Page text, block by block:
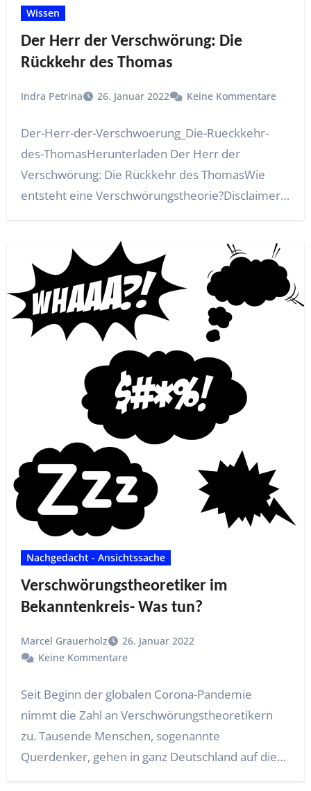
Wissen
Der Herr der Verschwörung: Die
Rückkehr des Thomas
Indra Petrina 26. Januar 2022 Keine Kommentare
Der-Herr-der-Verschwoerung_Die-Rueckkehr-
des-ThomasHerunterladen Der Herr der
Verschwörung: Die Rückkehr des ThomasWie
entsteht eine Verschwörungstheorie?Disclaimer:
Geschichte sind frei…
Nachgedacht - Ansichtssache
Verschwörungstheoretiker im
Bekanntenkreis- Was tun?
Marcel Grauerholz
26. Januar 2022
Keine Kommentare
Seit Beginn der globalen Corona-Pandemie
nimmt die Zahl an Verschwörungstheoretikern
zu. Tausende Menschen, sogenannte
Querdenker, gehen in ganz Deutschland auf die